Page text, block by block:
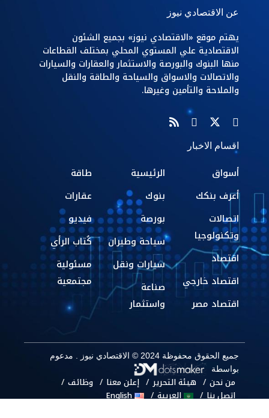
عن الاقتصادي نيوز
يهتم موقع «الاقتصادي نيوز» بجميع الشئون
الاقتصادية علي المستوي المحلي بمختلف القطاعات
منها البنوك والبورصة والاستثمار والعقارات والسيارات
والاتصالات والاسواق والسياحة والطاقة والنقل
والملاحة والتأمين وغيرها.
اقسام الاخبار
أسواق
أعرف بنكك
اتصالات
وتكنولوجيا
اقتصاد
اقتصاد خارجي
اقتصاد مصر
الرئيسية
بنوك
بورصة
سياحة وطيران
سيارات ونقل
صناعة
واستثمار
طاقة
عقارات
فيديو
كُتاب الرأي
مسئولية
مجتمعية
جميع الحقوق محفوظة 2024 © الاقتصادي نيوز . مدعوم
بواسطة
من نحن هيئة التحرير إعلن معنا
وظائف
اتصل بنا
العربية English